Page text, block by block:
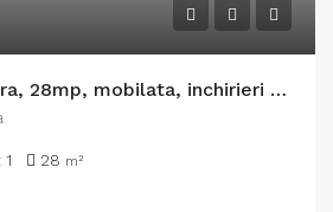
Capitol, garsoniera, 28mp, mobilata, inchirieri Constanta
1 28 m²